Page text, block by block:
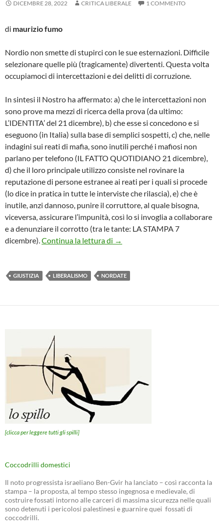
DICEMBRE 28, 2022 CRITICA LIBERALE 1 COMMENTO
di maurizio fumo
Nordio non smette di stupirci con le sue esternazioni. Difficile
selezionare quelle più (tragicamente) divertenti. Questa volta
occupiamoci di intercettazioni e dei delitti di corruzione.
In sintesi il Nostro ha affermato: a) che le intercettazioni non
sono prove ma mezzi di ricerca della prova (da ultimo:
L’IDENTITA’ del 21 dicembre), b) che esse si concedono e si
eseguono (in Italia) sulla base di semplici sospetti, c) che, nelle
indagini sui reati di mafia, sono inutili perché i mafiosi non
parlano per telefono (IL FATTO QUOTIDIANO 21 dicembre),
d) che il loro principale utilizzo consiste nel rovinare la
reputazione di persone estranee ai reati per i quali si procede
(lo dice in pratica in tutte le interviste che rilascia), e) che è
inutile, anzi dannoso, punire il corruttore, al quale bisogna,
viceversa, assicurare l’impunità, così lo si invoglia a collaborare
e a denunziare il corrotto (tra le tante: LA STAMPA 7
dicembre). Continua la lettura di LE NORDATE HANNO POCO
→
GIUSTIZIA LIBERALISMO NORDATE
[clicca per leggere tutti gli spilli]
Coccodrilli domestici
Il noto progressista israeliano Ben-Gvir ha lanciato – così racconta la
stampa – la proposta, al tempo stesso ingegnosa e medievale, di
costruire fossati intorno alle carceri di massima sicurezza nelle quali
sono detenuti i pericolosi palestinesi e guarnire quei fossati di
coccodrilli.